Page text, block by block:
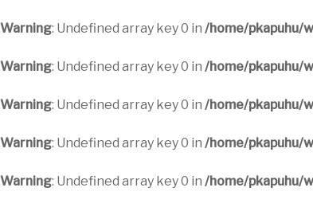
Warning: Undefined array key 0 in /home/pkapuhu/
Warning: Undefined array key 0 in /home/pkapuhu/
Warning: Undefined array key 0 in /home/pkapuhu/
Warning: Undefined array key 0 in /home/pkapuhu/
Warning: Undefined array key 0 in /home/pkapuhu/